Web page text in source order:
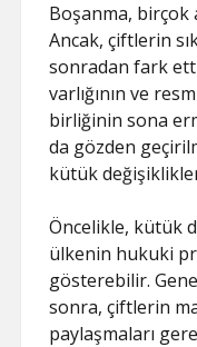
Boşanma, birçok
Ancak, çiftlerin
sonradan fark
varlığının ve
birliğinin sona
da gözden
kütük
Öncelikle, kütük
ülkenin hukuki
gösterebilir.
sonra, çiftlerin
paylaşmaları